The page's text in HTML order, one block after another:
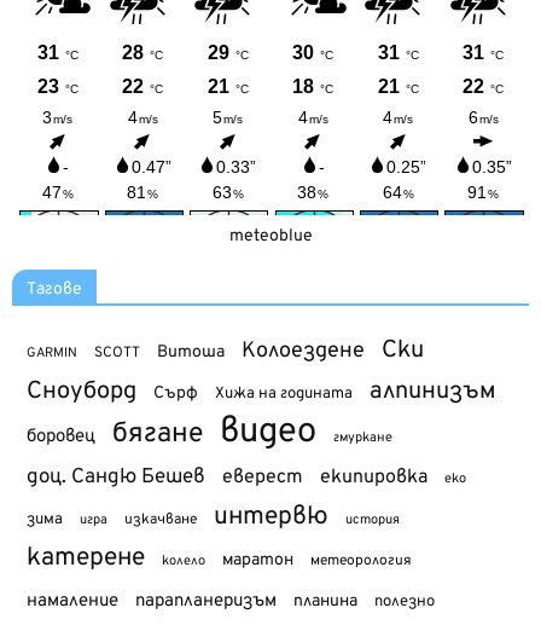
meteoblue
Тагове
GARMIN SCOTT Витоша Колоездене Ски
Сноуборд Сърф Хижа на годината алпинизъм
боровец бягане видео гмуркане
доц. Сандю Бешев еверест екипировка еко
зима игра изкачване интервю история
катерене колело маратон метеорология
намаление парапланеризъм планина полезно